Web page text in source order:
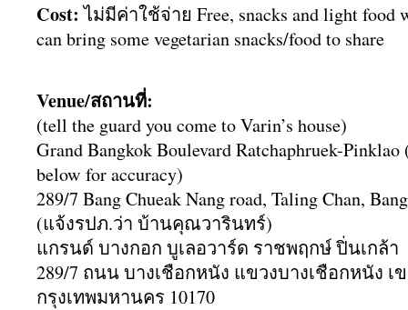
Cost: ไม่มีค่าใช้จ่าย Free, snacks and light food
can bring some vegetarian snacks/food to share
Venue/สถานที่:
(tell the guard you come to Varin’s house)
Grand Bangkok Boulevard Ratchaphruek-Pinklao
below for accuracy)
289/7 Bang Chueak Nang road, Taling Chan,
(แจ้งรปภ.ว่า บ้านคุณวารินทร์)
แกรนด์ บางกอก บูเลอวาร์ด ราชพฤกษ์ ปิ่นเกล้า
289/7 ถนน บางเชือกหนัง แขวงบางเชือกหนัง เ
กรุงเทพมหานคร 10170